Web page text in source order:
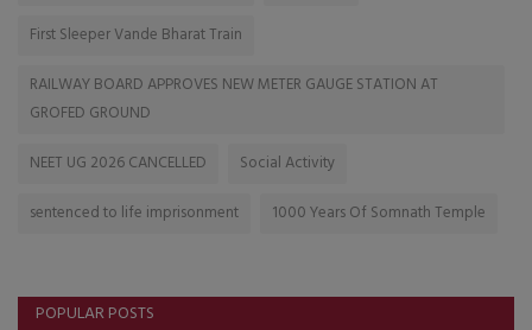
First Sleeper Vande Bharat Train
RAILWAY BOARD APPROVES NEW METER GAUGE STATION AT
GROFED GROUND
NEET UG 2026 CANCELLED
Social Activity
sentenced to life imprisonment
1000 Years Of Somnath Temple
POPULAR POSTS